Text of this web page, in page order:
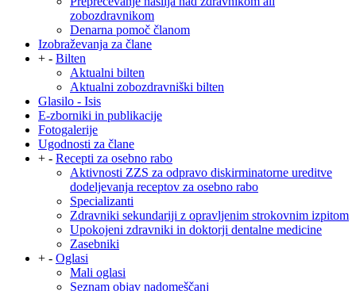
zobozdravnikom
Denarna pomoč članom
Izobraževanja za člane
+ - Bilten
Aktualni bilten
Aktualni zobozdravniški bilten
Glasilo - Isis
E-zborniki in publikacije
Fotogalerije
Ugodnosti za člane
+ - Recepti za osebno rabo
Aktivnosti ZZS za odpravo diskirminatorne ureditve
dodeljevanja receptov za osebno rabo
Specializanti
Zdravniki sekundariji z opravljenim strokovnim izpitom
Upokojeni zdravniki in doktorji dentalne medicine
Zasebniki
+ - Oglasi
Mali oglasi
Seznam objav nadomeščanj